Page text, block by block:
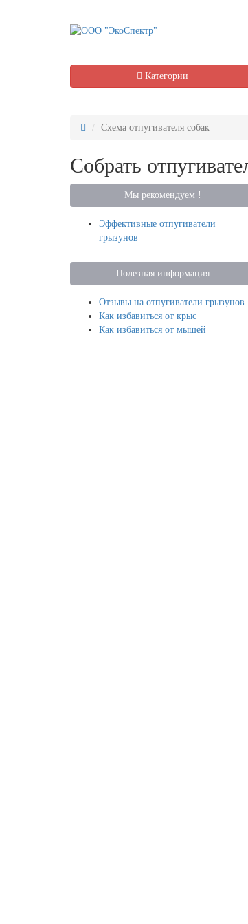
Категории
Схема отпугивателя собак
Собрать
Мы рекомендуем !
Эффективные отпугиватели
грызунов
Полезная информация
Отзывы на отпугиватели грызунов
Как избавиться от крыс
Как избавиться от мышей